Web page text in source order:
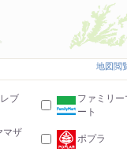
地図閲
ブ
ファミリー
ート
マザ
ポプラ